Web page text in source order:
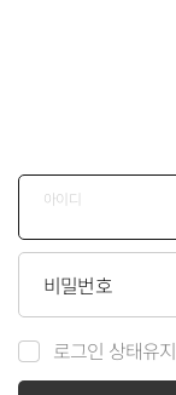
아이디
비밀번호
로그인 상태유지